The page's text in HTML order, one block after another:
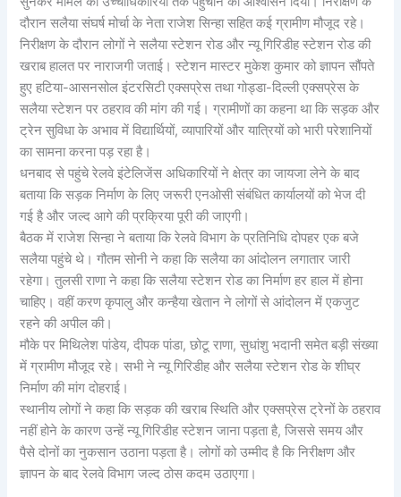
दौरान सलैया संघर्ष मोर्चा के नेता राजेश सिन्हा सहित कई ग्रामीण मौजूद रहे।
निरीक्षण के दौरान लोगों ने सलैया स्टेशन रोड और न्यू गिरिडीह स्टेशन रोड की
खराब हालत पर नाराजगी जताई। स्टेशन मास्टर मुकेश कुमार को ज्ञापन सौंपते
हुए हटिया-आसनसोल इंटरसिटी एक्सप्रेस तथा गोड्डा-दिल्ली एक्सप्रेस के
सलैया स्टेशन पर ठहराव की मांग की गई। ग्रामीणों का कहना था कि सड़क और
ट्रेन सुविधा के अभाव में विद्यार्थियों, व्यापारियों और यात्रियों को भारी परेशानियों
का सामना करना पड़ रहा है।
धनबाद से पहुंचे रेलवे इंटेलिजेंस अधिकारियों ने क्षेत्र का जायजा लेने के बाद
बताया कि सड़क निर्माण के लिए जरूरी एनओसी संबंधित कार्यालयों को भेज दी
गई है और जल्द आगे की प्रक्रिया पूरी की जाएगी।
बैठक में राजेश सिन्हा ने बताया कि रेलवे विभाग के प्रतिनिधि दोपहर एक बजे
सलैया पहुंचे थे। गौतम सोनी ने कहा कि सलैया का आंदोलन लगातार जारी
रहेगा। तुलसी राणा ने कहा कि सलैया स्टेशन रोड का निर्माण हर हाल में होना
चाहिए। वहीं करण कृपालु और कन्हैया खेतान ने लोगों से आंदोलन में एकजुट
रहने की अपील की।
मौके पर मिथिलेश पांडेय, दीपक पांडा, छोटू राणा, सुधांशु भदानी समेत बड़ी संख्या
में ग्रामीण मौजूद रहे। सभी ने न्यू गिरिडीह और सलैया स्टेशन रोड के शीघ्र
निर्माण की मांग दोहराई।
स्थानीय लोगों ने कहा कि सड़क की खराब स्थिति और एक्सप्रेस ट्रेनों के ठहराव
नहीं होने के कारण उन्हें न्यू गिरिडीह स्टेशन जाना पड़ता है, जिससे समय और
पैसे दोनों का नुकसान उठाना पड़ता है। लोगों को उम्मीद है कि निरीक्षण और
ज्ञापन के बाद रेलवे विभाग जल्द ठोस कदम उठाएगा।